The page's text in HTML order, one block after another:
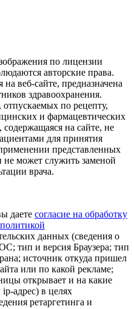
по лицензии
авторские права.
веб-сайте, предназначена
здравоохранения.
по рецепту,
и фармацевтических
на сайте, не
для принятия
представленных
не может служить заменой
врача.
даете согласие на обработку
политикой
данных (сведения о
тип и версия Браузера; тип
источник откуда пришел
или по какой рекламе;
открывает и на какие
адрес) в целях
ретаргетинга и